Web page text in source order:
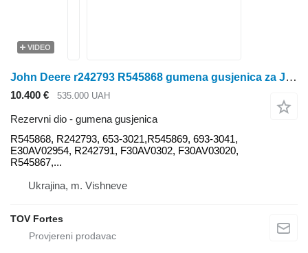
VIDEO
John Deere r242793 R545868 gumena gusjenica za John Deere 9030T 9RT 9560RT 9030T 9130T 9230T 9330T 9430T 9530T 9630T 9730T 9RT 9400RT 9410RT 9420RT 9450RT 9440RT 9460RT 9470RT 9510RT 9520RT 9550RT 9540RT 9560RT 9570RT traktora gusjeničara
10.400 € 535.000 UAH
Rezervni dio - gumena gusjenica
R545868, R242793, 653-3021,R545869, 693-3041,
E30AV02954, R242791, F30AV0302, F30AV03020,
R545867,...
Ukrajina, m. Vishneve
TOV Fortes